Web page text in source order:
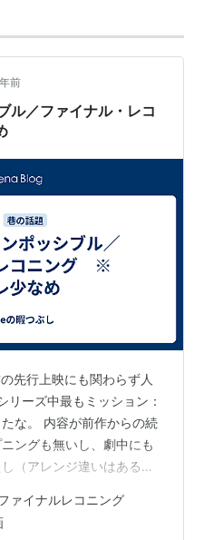
前
ル／ファイナル・レコ
先行上映にも関わらず人
リーズ中最もミッション：
な。 内容が前作からの続
ングも無いし、劇中にも
（アレンジ違いはあるけ
、いつもの軽いノリを期
がしかし！！普通にアク
ァイナルレコニング